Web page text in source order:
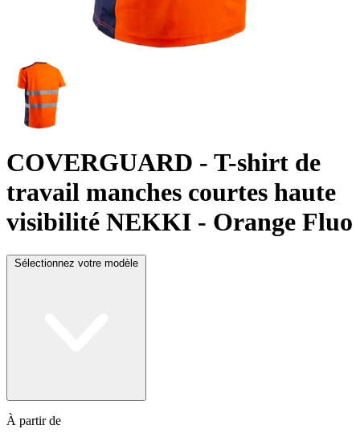
COVERGUARD - T-shirt de
travail manches courtes haute
visibilité NEKKI - Orange Fluo
Sélectionnez votre modèle
À partir de